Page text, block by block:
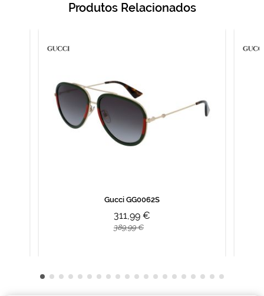
Produtos Relacionados
Gucci GG0062S
311,99 €
389,99 €